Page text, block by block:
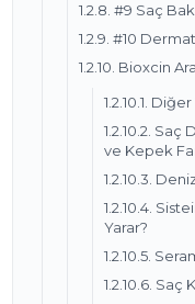
1.2.8. #9 Saç
1.2.9. #10
1.2.10. Bioxcin
1.2.10.1.
1.2.10.2.
ve Kepek
1.2.10.3.
1.2.10.4.
Yarar?
1.2.10.5.
1.2.10.6. Saç